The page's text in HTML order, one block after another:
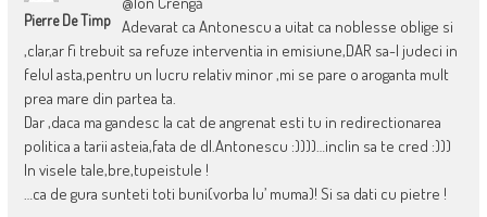
Pierre De Timp
Adevarat ca Antonescu a uitat ca noblesse oblige si
,clar,ar fi trebuit sa refuze interventia in emisiune,DAR sa-l judeci in
felul asta,pentru un lucru relativ minor ,mi se pare o aroganta mult
prea mare din partea ta.
Dar ,daca ma gandesc la cat de angrenat esti tu in redirectionarea
politica a tarii asteia,fata de dl.Antonescu :))))…inclin sa te cred :)))
In visele tale,bre,tupeistule !
…ca de gura sunteti toti buni(vorba lu’ muma)! Si sa dati cu pietre !